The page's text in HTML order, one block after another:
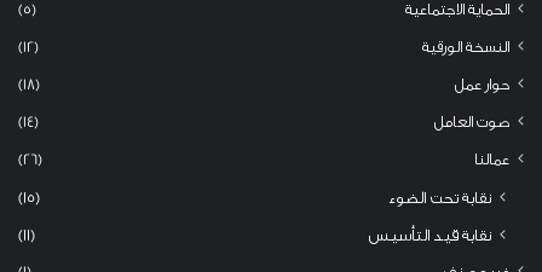
الحماية الاجتماعية (5)
النسخة الورقية (12)
حوار عمل (18)
صوت العامل (14)
عمالنا (26)
نقابة تحت الضوء (15)
نقابة قيد التأسيس (11)